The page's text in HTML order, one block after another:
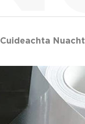
Cuideachta Nuacht